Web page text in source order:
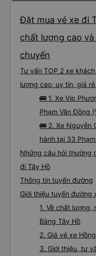
Đặt mua vé xe đi
chất lượng cao
chuyến
Tư vấn TOP 2 xe
lượng cao, uy tín, giá
🚌 1. Xe Vip
Phạm Văn Đồng
🚌 2. Xe Nguyễn
hành tại 33
Những câu hỏi thường
đi Tây Hồ
Thông tin tuyến đường
Giới thiệu tuyến đường
1. Về chất lượng,
Bàng Tây Hồ
2. Giá vé xe
3. Giới thiệu, tư